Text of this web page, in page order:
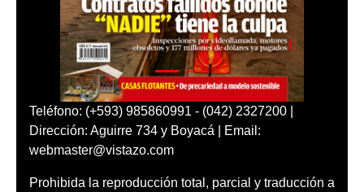
Teléfono: (+593) 985860991 - (042) 2327200 |
Dirección: Aguirre 734 y Boyacá | Email:
webmaster@vistazo.com
Prohibida la reproducción total, parcial y traducción a